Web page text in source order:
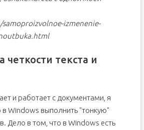
izmenenie-
четкости текста и
и работает с документами, я
Windows выполнить "тонкую"
Дело в том, что в Windows есть